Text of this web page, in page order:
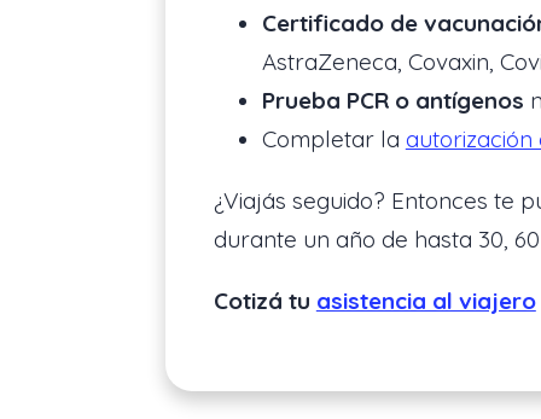
Certificado de
AstraZeneca, Covaxin,
Prueba PCR o antígenos
Completar la autorización
¿Viajás seguido? Entonces te
durante un año de hasta 30,
Cotizá tu asistencia al viajero